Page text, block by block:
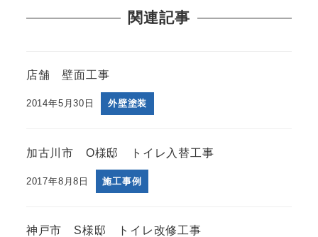
関連記事
店舗 壁面工事
2014年5月30日 外壁塗装
加古川市 O様邸 トイレ入替工事
2017年8月8日 施工事例
神戸市 S様邸 トイレ改修工事